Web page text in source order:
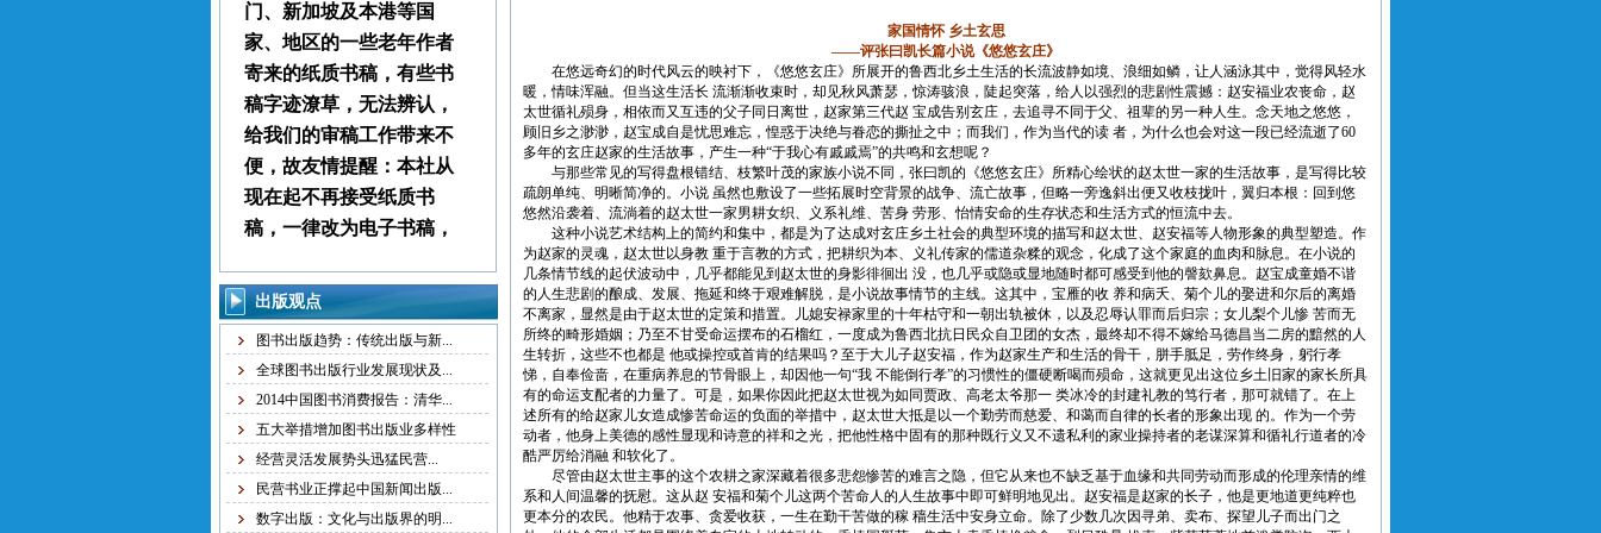
门、新加坡及本港等国
家、地区的一些老年作者
寄来的纸质书稿，有些书
稿字迹潦草，无法辨认，
给我们的审稿工作带来不
便，故友情提醒：本社从
现在起不再接受纸质书
稿，一律改为电子书稿，
zggjwycbs@163.com,请大
家周知。
本社经常接到中国大
陆、台湾、马来西亚、澳
门、新加坡及本港等国
家、地区的一些老年作者
寄来的纸质书稿，有些书
出版观点
图书出版趋势：传统出版与新...
全球图书出版行业发展现状及...
2014中国图书消费报告：清华...
五大举措增加图书出版业多样性
经营灵活发展势头迅猛民营...
民营书业正撑起中国新闻出版...
数字出版：文化与出版界的明...
家国情怀 乡土玄思
——评张曰凯长篇小说《悠悠玄庄》
在悠远奇幻的时代风云的映衬下，《悠悠玄庄》所展开的鲁西北乡土生活的长流波静如境、浪细如鳞，让人涵泳其中，觉得风轻水
暖，情味浑融。但当这生活长 流渐渐收束时，却见秋风萧瑟，惊涛骇浪，陡起突落，给人以强烈的悲剧性震撼：赵安福业农丧命，赵
太世循礼殒身，相依而又互违的父子同日离世，赵家第三代赵 宝成告别玄庄，去追寻不同于父、祖辈的另一种人生。念天地之悠悠，
顾旧乡之渺渺，赵宝成自是忧思难忘，惶惑于决绝与眷恋的撕扯之中；而我们，作为当代的读 者，为什么也会对这一段已经流逝了60
多年的玄庄赵家的生活故事，产生一种“于我心有戚戚焉”的共鸣和玄想呢？
与那些常见的写得盘根错结、枝繁叶茂的家族小说不同，张曰凯的《悠悠玄庄》所精心绘状的赵太世一家的生活故事，是写得比较
疏朗单纯、明晰简净的。小说 虽然也敷设了一些拓展时空背景的战争、流亡故事，但略一旁逸斜出便又收枝拢叶，翼归本根：回到悠
悠然沿袭着、流淌着的赵太世一家男耕女织、义系礼维、苦身 劳形、怡情安命的生存状态和生活方式的恒流中去。
这种小说艺术结构上的简约和集中，都是为了达成对玄庄乡土社会的典型环境的描写和赵太世、赵安福等人物形象的典型塑造。作
为赵家的灵魂，赵太世以身教 重于言教的方式，把耕织为本、义礼传家的儒道杂糅的观念，化成了这个家庭的血肉和脉息。在小说的
几条情节线的起伏波动中，几乎都能见到赵太世的身影徘徊出 没，也几乎或隐或显地随时都可感受到他的謦欬鼻息。赵宝成童婚不谐
的人生悲剧的酿成、发展、拖延和终于艰难解脱，是小说故事情节的主线。这其中，宝雁的收 养和病夭、菊个儿的娶进和尔后的离婚
不离家，显然是由于赵太世的定策和措置。儿媳安禄家里的十年枯守和一朝出轨被休，以及忍辱认罪而后归宗；女儿梨个儿惨 苦而无
所终的畸形婚姻；乃至不甘受命运摆布的石榴红，一度成为鲁西北抗日民众自卫团的女杰，最终却不得不嫁给马德昌当二房的黯然的人
生转折，这些不也都是 他或操控或首肯的结果吗？至于大儿子赵安福，作为赵家生产和生活的骨干，胼手胝足，劳作终身，躬行孝
悌，自奉俭啬，在重病养息的节骨眼上，却因他一句“我 不能倒行孝”的习惯性的僵硬断喝而殒命，这就更见出这位乡土旧家的家长所具
有的命运支配者的力量了。可是，如果你因此把赵太世视为如同贾政、高老太爷那一 类冰冷的封建礼教的笃行者，那可就错了。在上
述所有的给赵家儿女造成惨苦命运的负面的举措中，赵太世大抵是以一个勤劳而慈爱、和蔼而自律的长者的形象出现 的。作为一个劳
动者，他身上美德的感性显现和诗意的祥和之光，把他性格中固有的那种既行义又不遗私利的家业操持者的老谋深算和循礼行道者的冷
酷严厉给消融 和软化了。
尽管由赵太世主事的这个农耕之家深藏着很多悲怨惨苦的难言之隐，但它从来也不缺乏基于血缘和共同劳动而形成的伦理亲情的维
系和人间温馨的抚慰。这从赵 安福和菊个儿这两个苦命人的人生故事中即可鲜明地见出。赵安福是赵家的长子，他是更地道更纯粹也
更本分的农民。他精于农事、贪爱收获，一生在勤干苦做的稼 穑生活中安身立命。除了少数几次因寻弟、卖布、探望儿子而出门之